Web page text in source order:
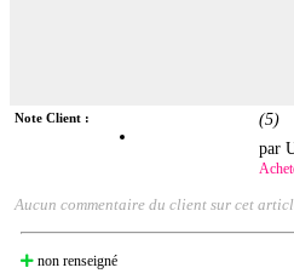
Note Client : (5)
par
Aucun commentaire du client sur cet
non renseigné